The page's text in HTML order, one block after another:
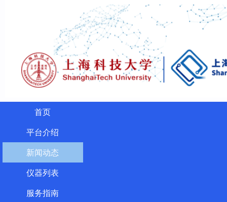
首页
平台介绍
新闻动态
仪器列表
服务指南